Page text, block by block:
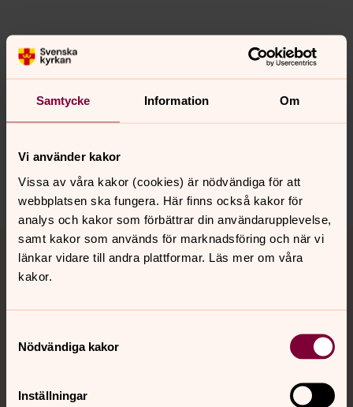
Samtycke Information Om
Vi använder kakor
Vissa av våra kakor (cookies) är nödvändiga för att
webbplatsen ska fungera. Här finns också kakor för
analys och kakor som förbättrar din användarupplevelse,
samt kakor som används för marknadsföring och när vi
länkar vidare till andra plattformar. Läs mer om våra
kakor.
Nödvändiga kakor
Inställningar
Senast ändrad 6 februari 2020
Synpunkter eller frågor på sidans
innehåll?
hollviken.forsamling@svenskakyrkan.se
Dela
Tillbaka till toppen
Tillbaka till innehållet
Kontakt